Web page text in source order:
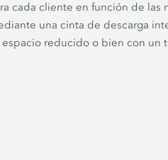
cada cliente en función de las
una cinta de descarga
reducido o bien con un